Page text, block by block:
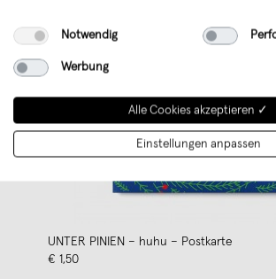
UNTER PINIEN – huhu – Postkarte
€ 1,50
Notwendig
Werbung
Alle Cookies akzeptieren ✓
Einstellungen anpassen